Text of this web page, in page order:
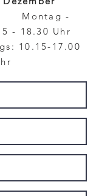
-
- 18.30 Uhr
10.15-17.00